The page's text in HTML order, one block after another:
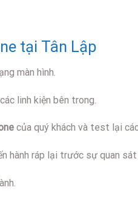
tại Tân Lập
màn hình.
linh kiện bên trong.
của quý khách và test lại
hành ráp lại trước sự quan sát